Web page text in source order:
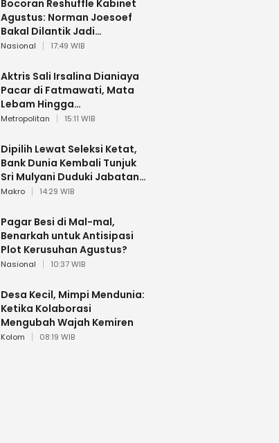
Bocoran Reshuffle Kabinet
Agustus: Norman Joesoef
Bakal Dilantik Jadi
Wamenhan RI
Nasional 17:49 WIB
Aktris Sali Irsalina Dianiaya
Pacar di Fatmawati, Mata
Lebam Hingga
Diselamatkan Polantas
Metropolitan 15:11 WIB
Dipilih Lewat Seleksi Ketat,
Bank Dunia Kembali Tunjuk
Sri Mulyani Duduki Jabatan
Strategis
Makro 14:29 WIB
Pagar Besi di Mal-mal,
Benarkah untuk Antisipasi
Plot Kerusuhan Agustus?
Nasional 10:37 WIB
Desa Kecil, Mimpi Mendunia:
Ketika Kolaborasi
Mengubah Wajah Kemiren
Kolom 08:19 WIB